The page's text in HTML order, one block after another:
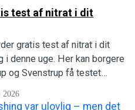
test af nitrat i dit
gratis test af nitrat i dit
i denne uge. Her kan borgere
og Svenstrup få testet
2026